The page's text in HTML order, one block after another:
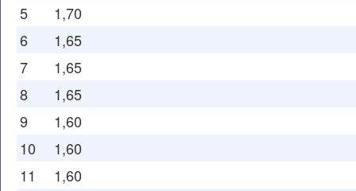
5
1,70
6
1,65
7
1,65
8
1,65
9
1,60
10
1,60
11
1,60